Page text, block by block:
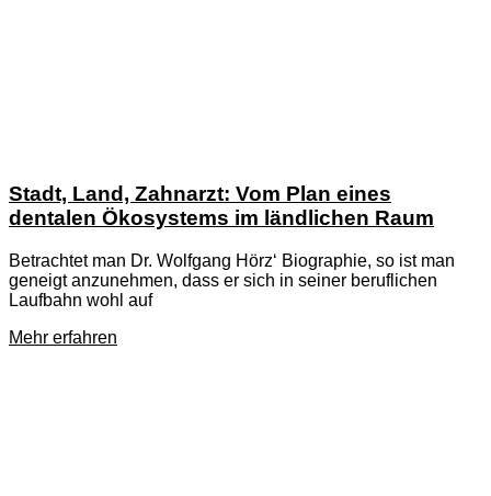
Stadt, Land, Zahnarzt: Vom Plan eines
dentalen Ökosystems im ländlichen Raum
Betrachtet man Dr. Wolfgang Hörz‘ Biographie, so ist man
geneigt anzunehmen, dass er sich in seiner beruflichen
Laufbahn wohl auf
Mehr erfahren